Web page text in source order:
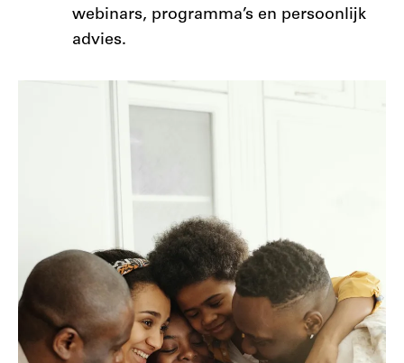
webinars, programma’s en persoonlijk
advies.